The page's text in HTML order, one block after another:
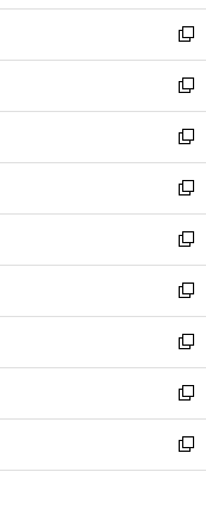
ウ
ィ
ン
ド
ウ
で
開
く
し
い
ウ
ィ
ン
ド
ウ
で
開
く
新
し
い
ウ
ィ
ン
ド
ウ
で
開
く
新
し
い
ウ
ィ
ン
ド
ウ
で
開
く
新
し
い
ウ
ィ
ン
ド
ウ
で
開
く
新
し
い
ウ
ィ
ン
ド
ウ
で
開
く
新
し
い
ウ
ィ
ン
ド
ウ
で
開
新
し
い
ウ
ィ
ン
ド
ウ
新
し
い
ウ
ィ
ン
新
し
い
ウ
新
し